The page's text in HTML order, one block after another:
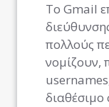
Το Gmail
πολλούς
νομίζουν,